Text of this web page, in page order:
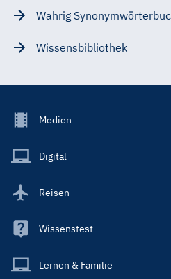
Wahrig
Wissensbibliothek
Footer
Main
Medien
Digital
Reisen
Wissenstest
Lernen & Familie